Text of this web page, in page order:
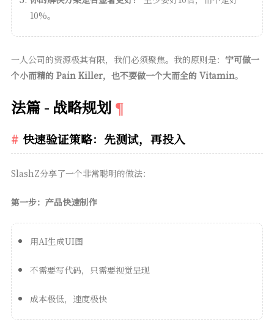
10%。
一人公司的资源极其有限，我们必须聚焦。我的原则是： 宁可做一
个小而精的 Pain Killer，也不要做一个大而全的 Vitamin。
法篇 - 战略规划
快速验证策略：先测试，再投入
SlashZ分享了一个非常聪明的做法：
第一步：产品快速制作
用AI生成UI图
不需要写代码，只需要视觉呈现
成本极低，速度极快